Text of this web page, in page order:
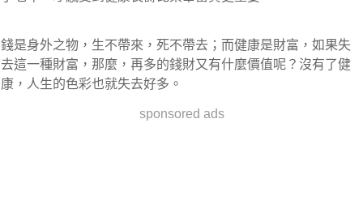
錢是身外之物，生不帶來，死不帶去；而健康是財富，如果失
去這一種財富，那麼，再多的錢財又有什麼價值呢？沒有了健
康，人生的色彩也就失去好多。
sponsored ads